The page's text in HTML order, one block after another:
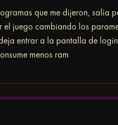
0.0
29
34266996736
que me dijeron, salia
el juego cambiando los
entrar a la pantalla de
menos ram